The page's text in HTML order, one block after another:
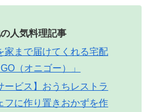
人気料理記事
家まで届けてくれる宅配
（オニゴー）」
ービス】おうちレストラ
フに作り置きおかずを作